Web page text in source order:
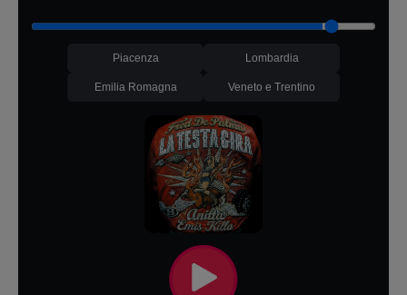
Piacenza Lombardia
Emilia Romagna Veneto e Trentino